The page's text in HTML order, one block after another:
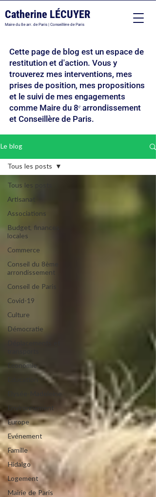
Catherine LÉCUYER
Maire du 8e arr. de Paris | Conseillère de Paris
Cette page de blog est un espace de
restitution et d'action. Vous y
trouverez mes interventions, mes
prises de position, mes propositions
et le suivi de mes engagements
comme Maire du 8ᵉ arrondissement
et Conseillère de Paris.
Le blog
Tous les posts
Artisanat
Associations
Budget, finances
locales
Commerce
Conseil du 8ème
arrondissement
Conseil de Paris
Covid-19
Culture
Démocratie
Economie
Elysée-Madeleine
Environnement
Europe
Evénement
Famille
Hidalgo
Logement
Mairie de Paris
Tous les posts